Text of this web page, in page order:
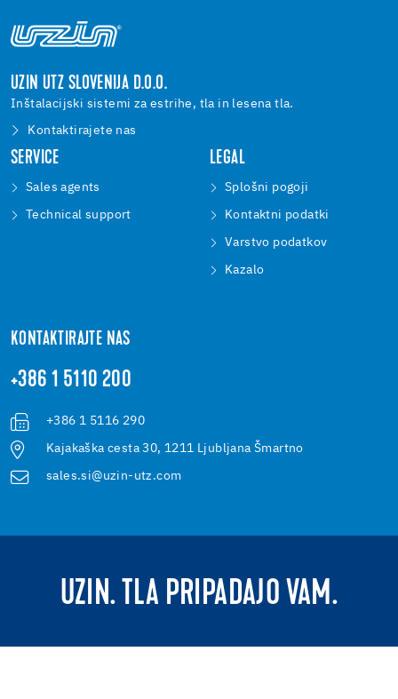
UZIN UTZ SLOVENIJA D.O.O.
Inštalacijski sistemi za estrihe, tla in lesena tla.
Kontaktirajete nas
SERVICE
Sales agents
Technical support
LEGAL
Splošni pogoji
Kontaktni podatki
Varstvo podatkov
Kazalo
KONTAKTIRAJTE NAS
+386 1 5110 200
+386 1 5116 290
Kajakaška cesta 30, 1211 Ljubljana Šmartno
sales.si@uzin-utz.com
UZIN. TLA PRIPADAJO VAM.